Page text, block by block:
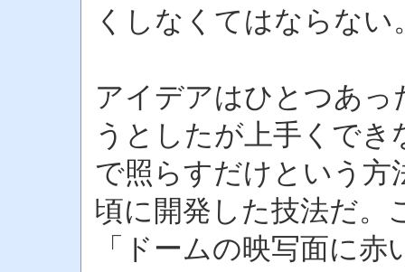
くしなくてはならない
アイデアはひとつあ
うとしたが上手くで
で照らすだけという方
頃に開発した技法だ。
「ドームの映写面に